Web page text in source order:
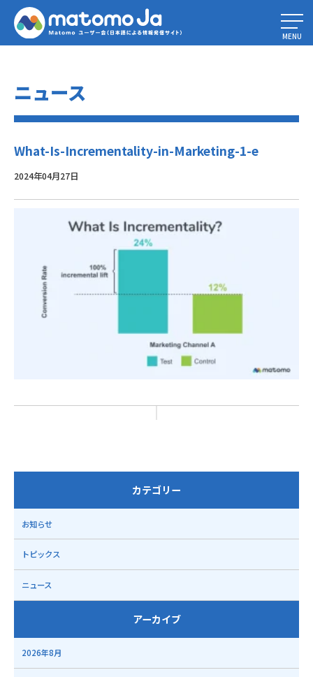
Home» インクリメンタリティとは何でしょうか？
Incrementality-in-Marketing-1-e
MENU
ニュース
What-Is-Incrementality-in-Marketing-1-e
2024年04月27日
カテゴリー
お知らせ
トピックス
ニュース
アーカイブ
2026年8月